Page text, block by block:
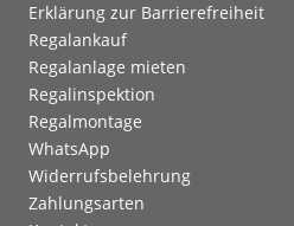
Erklärung zur Barrierefreiheit
Regalankauf
Regalanlage mieten
Regalinspektion
Regalmontage
WhatsApp
Widerrufsbelehrung
Zahlungsarten